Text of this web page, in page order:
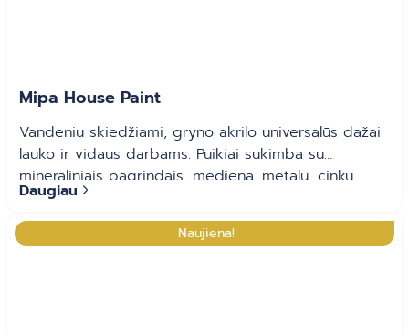
Mipa House Paint
Vandeniu skiedžiami, gryno akrilo universalūs dažai
lauko ir vidaus darbams. Puikiai sukimba su
mineraliniais pagrindais, mediena, metalu, cinku,
aliuminiu, stiklo pluoštu sustiprintu plastiku, taip pat
senais dažų sluoksniais. Išdžiūvusi dažų plėvelė
praleidžia vandens garus, atspari stipriam lietui ,
Daugiau
Naujiena!